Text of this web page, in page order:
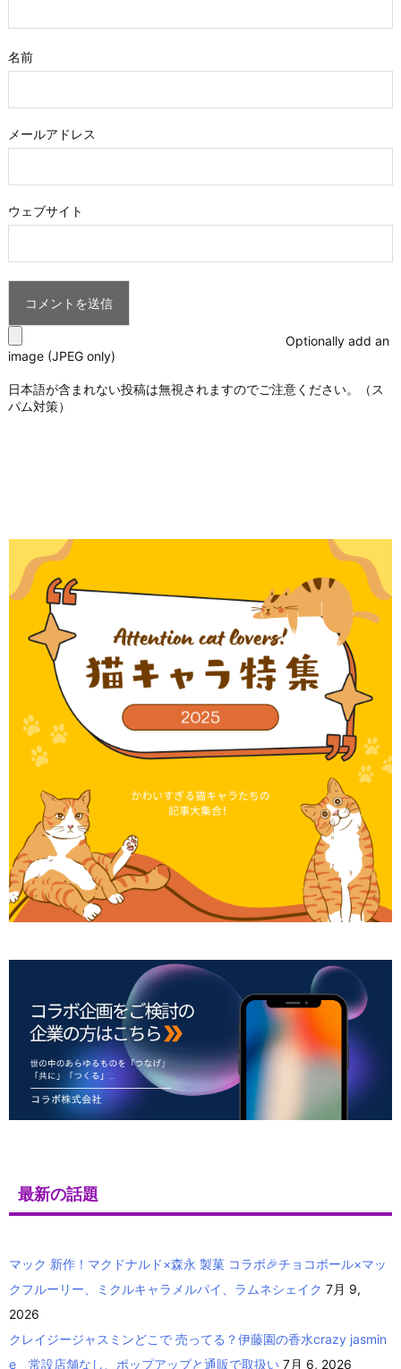
名前
メールアドレス
ウェブサイト
Optionally add an
image (JPEG only)
日本語が含まれない投稿は無視されますのでご注意ください。（ス
パム対策）
最新の話題
マック 新作！マクドナルド×森永 製菓 コラボ🎉チョコボール×マッ
クフルーリー、ミクルキャラメルパイ、ラムネシェイク 7月 9,
2026
クレイジージャスミンどこで 売ってる？伊藤園の香水crazy jasmin
e 常設店舗なし、ポップアップと通販で取扱い 7月 6, 2026